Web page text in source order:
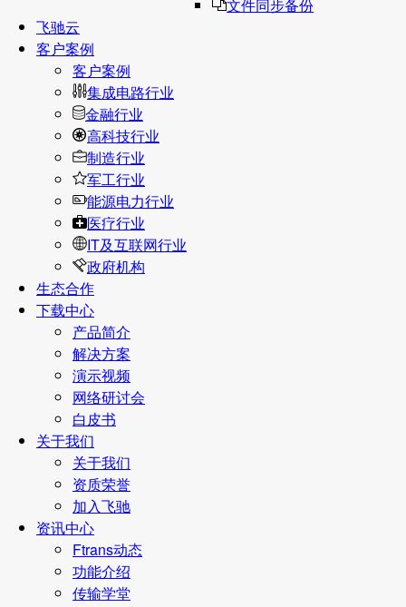
文件同步备份
飞驰云
客户案例
客户案例
集成电路行业
金融行业
高科技行业
制造行业
军工行业
能源电力行业
医疗行业
IT及互联网行业
政府机构
生态合作
下载中心
产品简介
解决方案
演示视频
网络研讨会
白皮书
关于我们
关于我们
资质荣誉
加入飞驰
资讯中心
Ftrans动态
功能介绍
传输学堂